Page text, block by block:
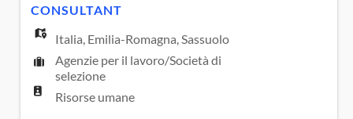
CONSULTANT
Italia, Emilia-Romagna,Sassuolo
Agenzie per il lavoro/Società di
selezione
Risorse umane